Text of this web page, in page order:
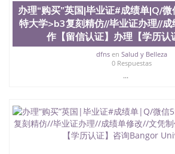
机会。许多硅谷公司甚至在学生大三
供许多相应科系的实习机会。无论是
(UC)，还是加州州立大学系统(CSU),
都占据着加州所有大学中的地理位置
学座落于硅谷(Silicon Valley), 于附近
地区为全美的重要科技中心。约有学
134种学士学科和65个硕士学科，并
受性肯定及好评；而各种大学部和研
也吸引了众多不同国家的专业人士前
二、办理流程： 1、收集客户办理信
定金下单； 3、公司确认到账转制作
办理“购买”英国|毕业证#成绩单|Q/
特大学>b3复刻精仿//毕业证办理//
作【留信认证】办理【学历认
dfnsen Salud y Belleza
0 Respuestas
...